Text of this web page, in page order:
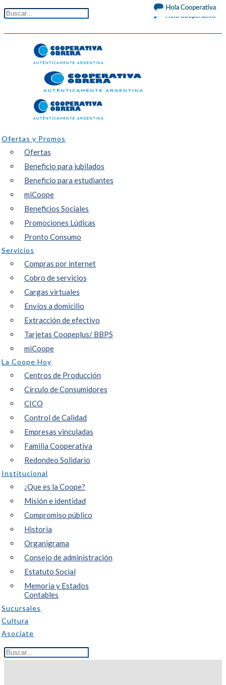
Ofertas y Promos
Ofertas
Beneficio para jubilados
Beneficio para estudiantes
miCoope
Beneficios Sociales
Promociones Lúdicas
Pronto Consumo
Servicios
Compras por internet
Cobro de servicios
Cargas virtuales
Envíos a domicilio
Extracción de efectivo
Tarjetas Coopeplus/ BBPS
miCoope
La Coope Hoy
Centros de Producción
Círculo de Consumidores
CICO
Control de Calidad
Empresas vinculadas
Familia Cooperativa
Redondeo Solidario
Institucional
¿Que es la Coope?
Misión e identidad
Compromiso público
Historia
Organigrama
Consejo de administración
Estatuto Social
Memoria y Estados
Contables
Sucursales
Cultura
Asociate